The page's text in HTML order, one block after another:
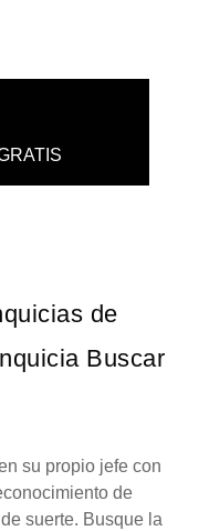
de
Buscar
su propio jefe con
de
suerte. Busque la